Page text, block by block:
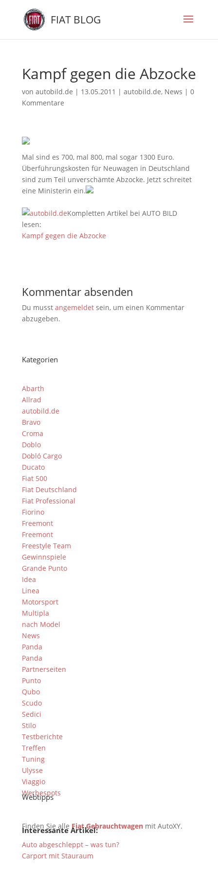
FIAT BLOG
Kampf gegen die Abzocke
von autobild.de | 13.05.2011 | autobild.de, News | 0
Kommentare
Mal sind es 700, mal 800, mal sogar 1300 Euro.
Überführungskosten für Neuwagen in Deutschland
sind zum Teil unverschämte Abzocke. Jetzt schreitet
eine Ministerin ein.
Kompletten Artikel bei AUTO BILD
lesen:
Kampf gegen die Abzocke
Kommentar absenden
Du musst angemeldetsein, um einen Kommentar
abzugeben.
Kategorien
Abarth
Allrad
autobild.de
Bravo
Croma
Doblo
Dobló Cargo
Ducato
Fiat 500
Fiat Deutschland
Fiat Professional
Fiorino
Freemont
Freemont
Freestyle Team
Gewinnspiele
Grande Punto
Idea
Linea
Motorsport
Multipla
nach Model
News
Panda
Panda
Partnerseiten
Punto
Qubo
Scudo
Sedici
Stilo
Testberichte
Treffen
Tuning
Ulysse
Viaggio
Werbespots
Webtipps
Finden Sie alle Fiat Gebrauchtwagenmit AutoXY.
Interessante Artikel:
Auto abgeschleppt – was tun?
Carport mit Stauraum